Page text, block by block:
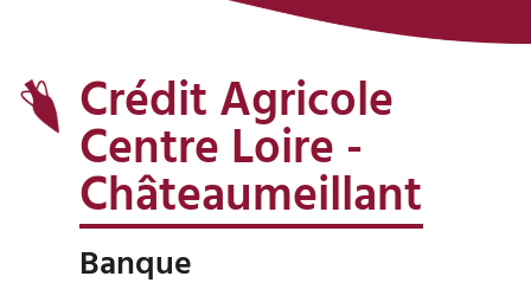
Crédit Agricole
Centre Loire -
Châteaumeillant
Banque